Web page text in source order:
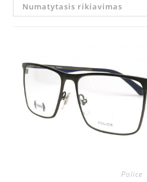
Numatytasis rikiavimas
Police